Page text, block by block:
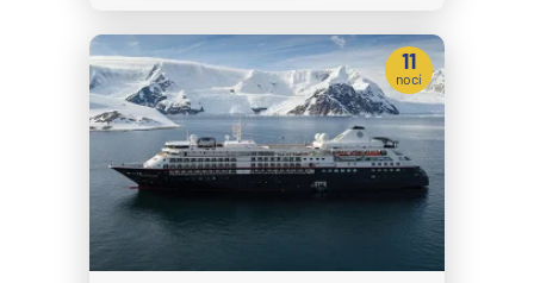
Queen Victoria
Disney Cruise Line
Disney Adventure
Disney Destiny
Disney Dream
Disney Fantasy
11
nocí